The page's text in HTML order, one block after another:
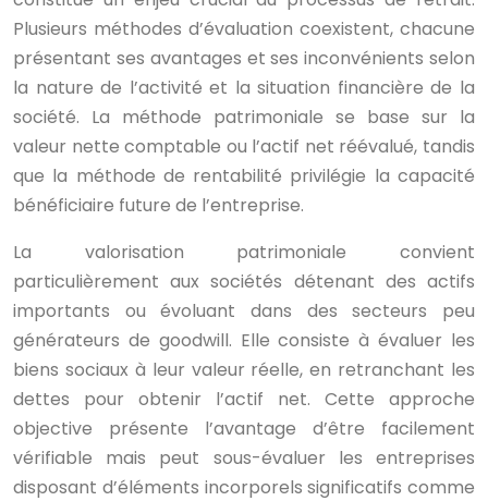
Plusieurs méthodes d’évaluation coexistent, chacune
présentant ses avantages et ses inconvénients selon
la nature de l’activité et la situation financière de la
société. La méthode patrimoniale se base sur la
valeur nette comptable ou l’actif net réévalué, tandis
que la méthode de rentabilité privilégie la capacité
bénéficiaire future de l’entreprise.
La valorisation patrimoniale convient
particulièrement aux sociétés détenant des actifs
importants ou évoluant dans des secteurs peu
générateurs de goodwill. Elle consiste à évaluer les
biens sociaux à leur valeur réelle, en retranchant les
dettes pour obtenir l’actif net. Cette approche
objective présente l’avantage d’être facilement
vérifiable mais peut sous-évaluer les entreprises
disposant d’éléments incorporels significatifs comme